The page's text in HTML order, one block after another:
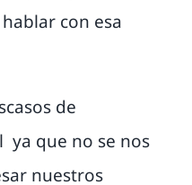
con esa
de
ya que no se nos
nuestros